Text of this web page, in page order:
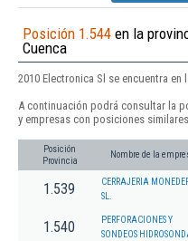
Posición 1.544 en la
Cuenca
2010 Electronica Sl se encuentra
A continuación podrá consultar la
y empresas con posiciones
Posición
Provincia
Nombre de la
1.539
CERRAJERIA
SL.
1.540
PERFORACIONES Y
SONDEOS